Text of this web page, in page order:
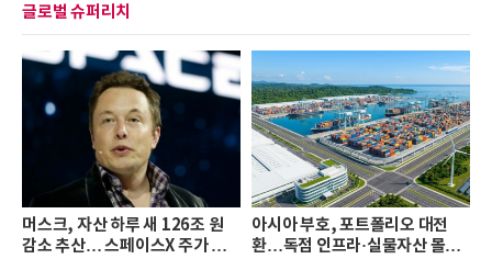
글로벌 슈퍼리치
머스크, 자산 하루 새 126조 원
감소 추산… 스페이스X 주가 하
아시아 부호, 포트폴리오 대전
환…독점 인프라·실물자산 몰린